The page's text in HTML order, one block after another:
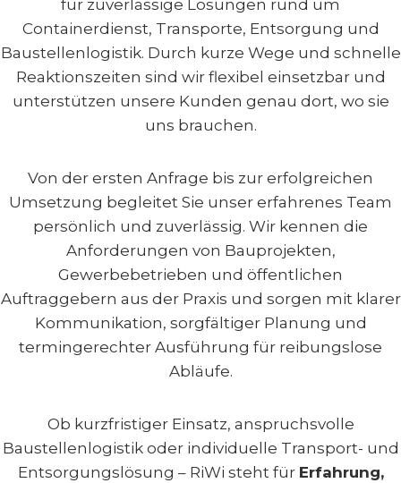
für zuverlässige Lösungen rund um
Containerdienst, Transporte, Entsorgung und
Baustellenlogistik. Durch kurze Wege und schnelle
Reaktionszeiten sind wir flexibel einsetzbar und
unterstützen unsere Kunden genau dort, wo sie
uns brauchen.
Von der ersten Anfrage bis zur erfolgreichen
Umsetzung begleitet Sie unser erfahrenes Team
persönlich und zuverlässig. Wir kennen die
Anforderungen von Bauprojekten,
Gewerbebetrieben und öffentlichen
Auftraggebern aus der Praxis und sorgen mit klarer
Kommunikation, sorgfältiger Planung und
termingerechter Ausführung für reibungslose
Abläufe.
Ob kurzfristiger Einsatz, anspruchsvolle
Baustellenlogistik oder individuelle Transport- und
Entsorgungslösung – RiWi steht für Erfahrung,